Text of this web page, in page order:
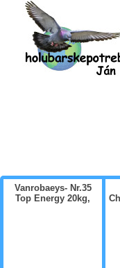
Vanrobaeys- Nr.35
Top Energy 20kg,